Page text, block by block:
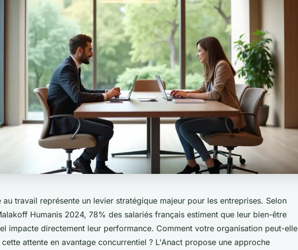
au travail représente un levier stratégique majeur pour les entreprises. Selon
Humanis 2024, 78% des salariés français estiment que leur bien-être
impacte directement leur performance. Comment votre organisation peut-elle
attente en avantage concurrentiel ? L'Anact propose une approche